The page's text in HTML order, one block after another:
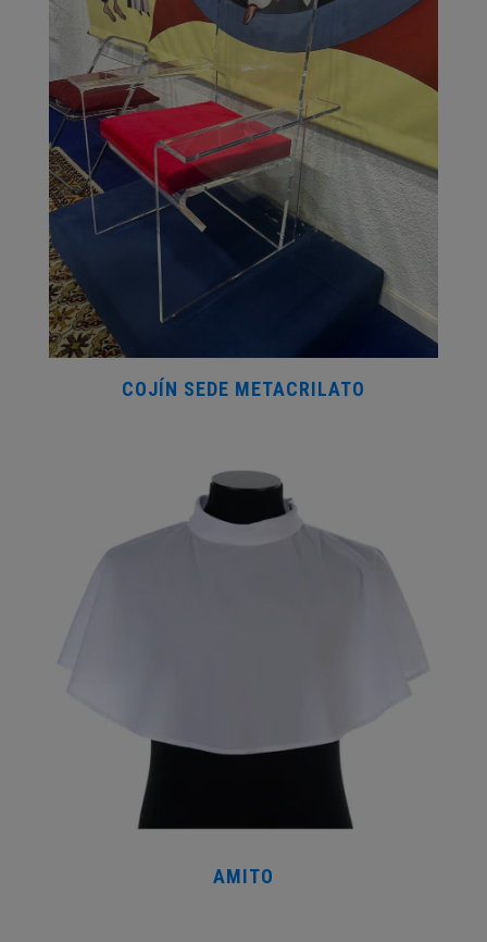
COJÍN SEDE METACRILATO
AMITO